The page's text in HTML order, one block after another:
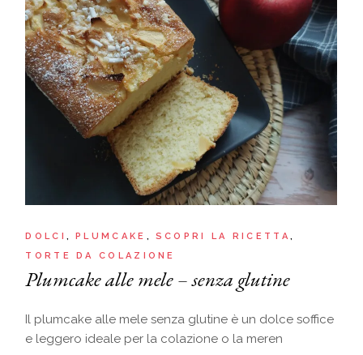
DOLCI PLUMCAKE
SCOPRI LA RICETTA
TORTE DA COLAZIONE
Plumcake alle mele – senza glutine
Il plumcake alle mele senza glutine è un dolce soffice
e leggero ideale per la colazione o la meren